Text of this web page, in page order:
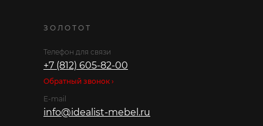
ЗОЛОТОТ
+7 (812) 605-82-00
info@idealist-mebel.ru
Телефон для связи
E-mail
Обратный звонок ›